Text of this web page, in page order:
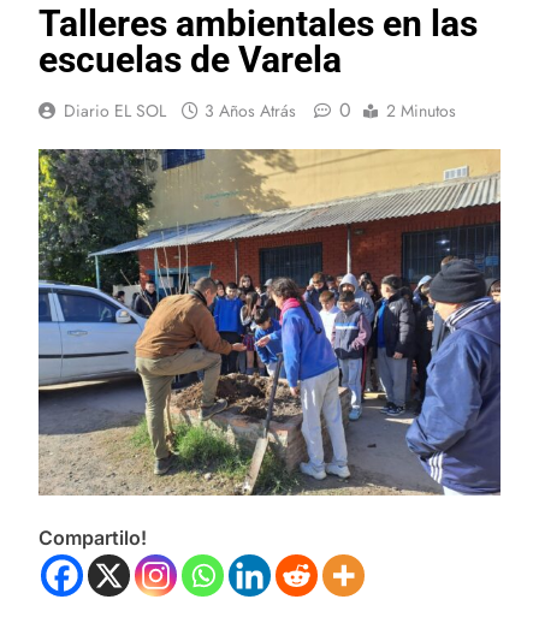
Talleres ambientales en las
escuelas de Varela
Diario EL SOL 3 Años Atrás 0 2 Minutos
Compartilo!